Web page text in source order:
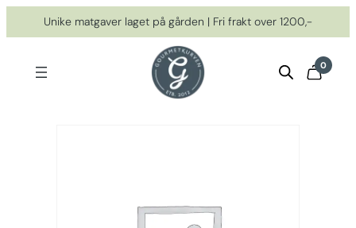
til
Unike matgaver laget på gården | Fri frakt over 1200,-
0